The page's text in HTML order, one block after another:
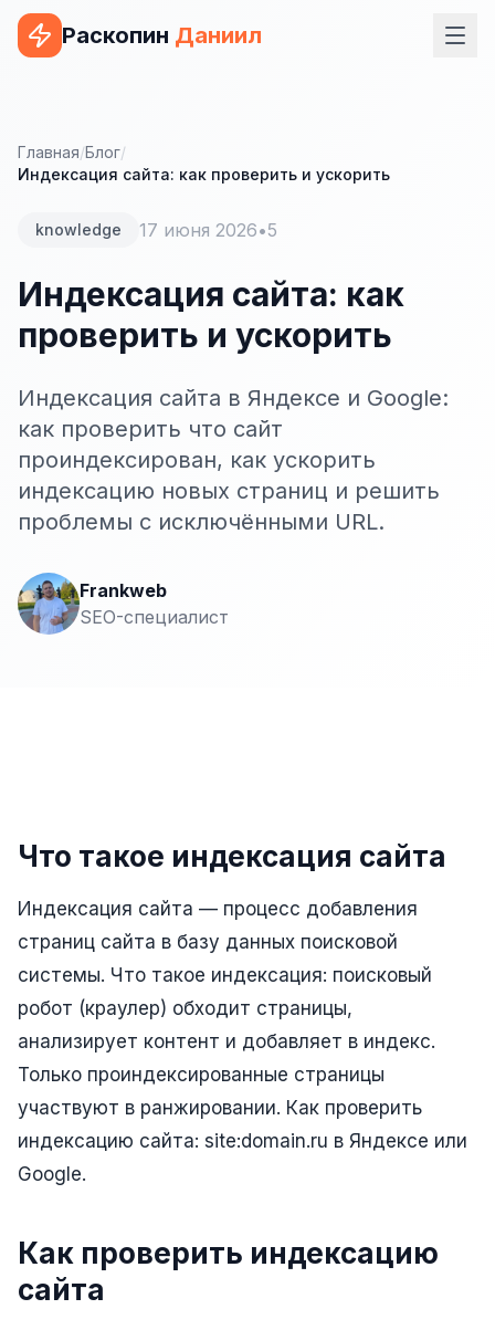
Раскопин Даниил
ВЕБ-РАЗРАБОТКА
Сайт на WordPress
Сайт на OpenCart
Сайт на ModX
Сайт на Joomla
Сайт на Laravel
КОНТЕКСТНАЯ РЕКЛАМА
Контекстная реклама
Яндекс.Маркет
Ozon реклама
ТАРГЕТИРОВАННАЯ РЕКЛАМА
Реклама в VK
Реклама в Telegram
Реклама в Facebook
Реклама в Instagram
Настройка магазина
Главная/Блог/
Индексация сайта: как проверить и ускорить
knowledge 17 июня 2026•5
Индексация сайта: как
проверить и ускорить
Индексация сайта в Яндексе и Google:
как проверить что сайт
проиндексирован, как ускорить
индексацию новых страниц и решить
проблемы с исключёнными URL.
Frankweb
SEO-специалист
Что такое индексация сайта
Индексация сайта — процесс добавления
страниц сайта в базу данных поисковой
системы. Что такое индексация: поисковый
робот (краулер) обходит страницы,
анализирует контент и добавляет в индекс.
Только проиндексированные страницы
участвуют в ранжировании. Как проверить
индексацию сайта: site:domain.ru в Яндексе или
Google.
Как проверить индексацию
сайта